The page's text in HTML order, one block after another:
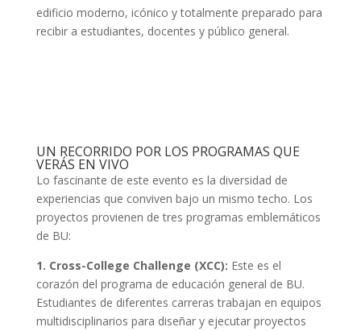
edificio moderno, icónico y totalmente preparado para
recibir a estudiantes, docentes y público general.
UN RECORRIDO POR LOS PROGRAMAS QUE
VERÁS EN VIVO
Lo fascinante de este evento es la diversidad de
experiencias que conviven bajo un mismo techo. Los
proyectos provienen de tres programas emblemáticos
de BU:
1. Cross-College Challenge (XCC): Este es el
corazón del programa de educación general de BU.
Estudiantes de diferentes carreras trabajan en equipos
multidisciplinarios para diseñar y ejecutar proyectos